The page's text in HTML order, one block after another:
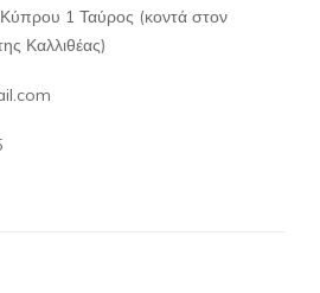
1 Ταύρος (κοντά στον
Καλλιθέας)